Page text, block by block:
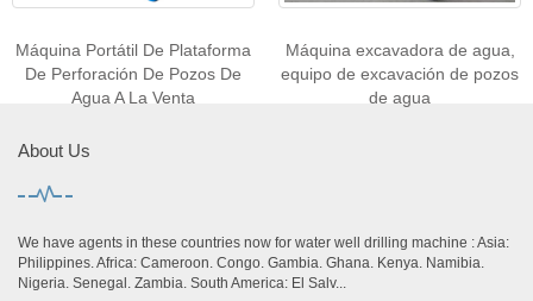
Máquina Portátil De Plataforma
De Perforación De Pozos De
Agua A La Venta
Máquina excavadora de agua,
equipo de excavación de pozos
de agua
About Us
We have agents in these countries now for water well drilling machine : Asia:
Philippines. Africa: Cameroon. Congo. Gambia. Ghana. Kenya. Namibia.
Nigeria. Senegal. Zambia. South America: El Salv...